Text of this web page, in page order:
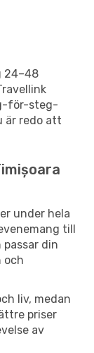
24–48
för-steg-
är redo att
under hela
till
din
och
liv, medan
priser
av